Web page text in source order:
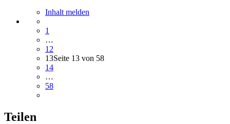
Inhalt melden
1
…
12
13Seite 13 von 58
14
…
58
Teilen